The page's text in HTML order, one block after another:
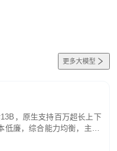
更多大模型
，原生支持百万超长上下
低廉，综合能力均衡，主打
创作、基础 RAG、批量